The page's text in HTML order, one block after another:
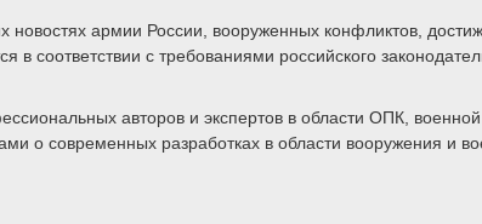
армии России, вооруженных конфликтов,
соответствии с требованиями российского
авторов и экспертов в области ОПК, военной
о современных разработках в области вооружения и